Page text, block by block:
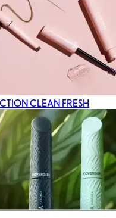
CLEAN FRESH